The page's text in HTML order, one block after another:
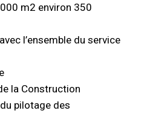
m2 environ 350
l’ensemble du service
la Construction
pilotage des